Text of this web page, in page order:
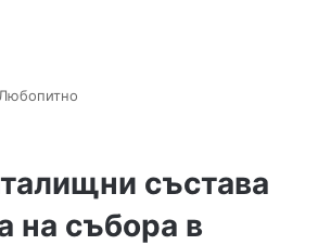
Любопитно
състава
на събора в